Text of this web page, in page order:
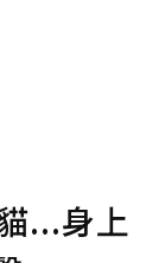
...身上